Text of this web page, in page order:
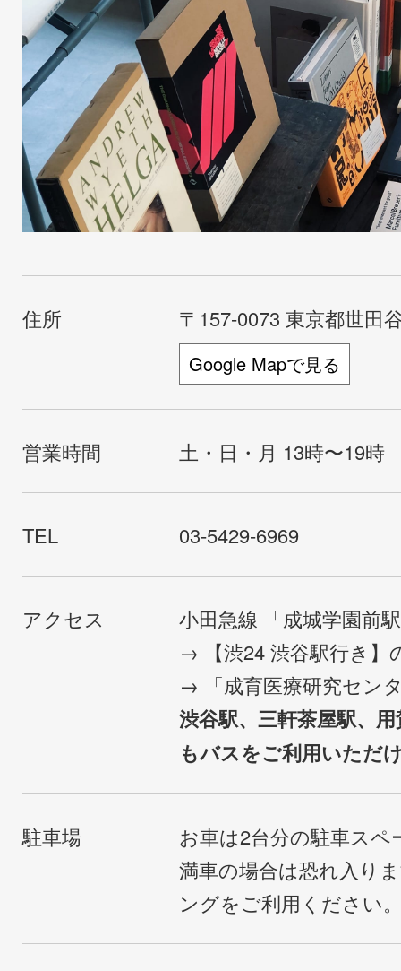
住所 〒157-0073 東京都世田
Google Mapで見る
営業時間 土・日・月 13時〜19時
TEL 03-5429-6969
アクセス
小田急線 「成城学園前
→ 【渋24 渋谷駅行き】
→ 「成育医療研究セン
渋谷駅、三軒茶屋駅、
もバスをご利用いただ
駐車場
お車は2台分の駐車ス
満車の場合は恐れ入り
ングをご利用ください